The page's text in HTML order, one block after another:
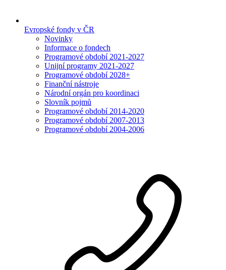
Evropské fondy v ČR
Novinky
Informace o fondech
Programové období 2021-2027
Unijní programy 2021-2027
Programové období 2028+
Finanční nástroje
Národní orgán pro koordinaci
Slovník pojmů
Programové období 2014-2020
Programové období 2007-2013
Programové období 2004-2006